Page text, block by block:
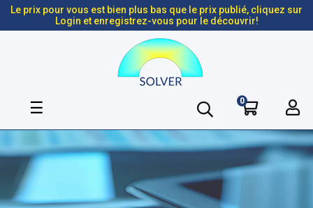
Le prix pour vous est bien plus bas que le prix publié, cliquez sur
Login et enregistrez-vous pour le découvrir!
Basculer
navigation
☰ 0